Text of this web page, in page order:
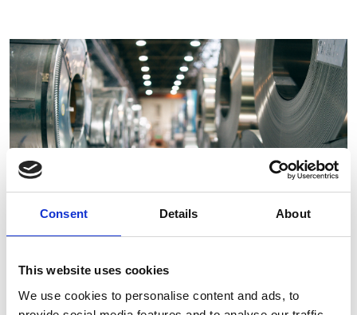
Consent Details About
This website uses cookies
We use cookies to personalise content and ads, to
En tant que membre fondateur de la Steel Keg